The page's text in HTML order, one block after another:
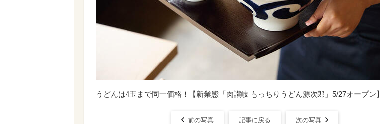
うどんは4玉まで同一価格！【新業態「肉讃岐 もっちりうどん源次郎」5/27オープン】
前の写真 記事に戻る 次の写真